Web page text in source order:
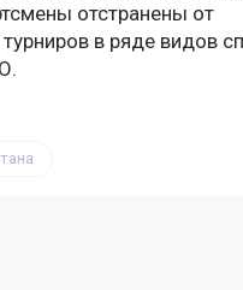
отстранены от
в ряде видов